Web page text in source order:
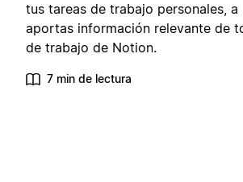
tus tareas de trabajo personales, a
aportas información relevante de
de trabajo de Notion.
7 min de lectura